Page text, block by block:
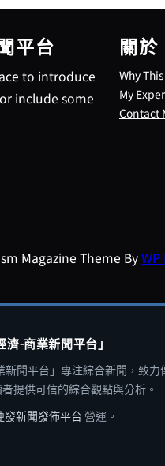
平台
to introduce
include some
關於
Why
My
Contact
Magazine Theme By
濟-商業新聞平台」
新聞平台」專注綜合新聞，致
提供可信的綜合觀點與分析。
發新聞發佈平台 營運。